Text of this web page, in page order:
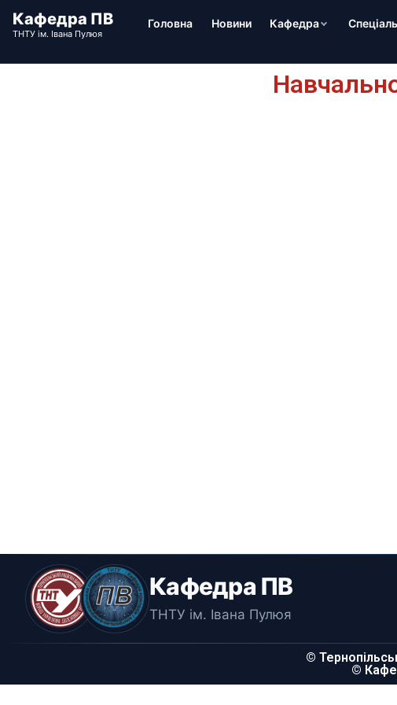
Головна Новини Кафедра
Кафедра ПВ
ТНТУ ім. Івана Пулюя
©
©